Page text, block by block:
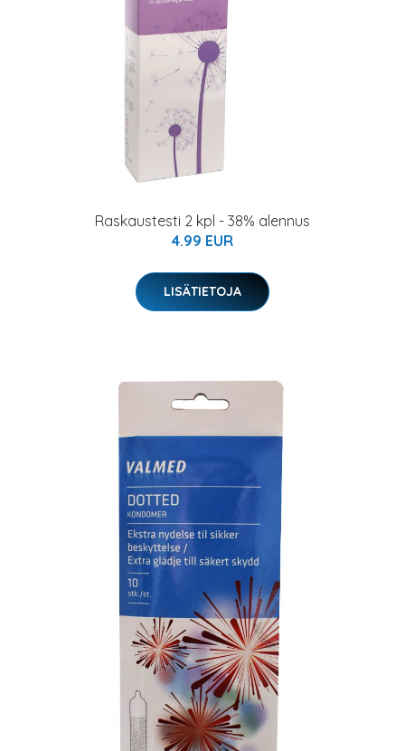
Raskaustesti 2 kpl - 38% alennus
4.99 EUR
LISÄTIETOJA